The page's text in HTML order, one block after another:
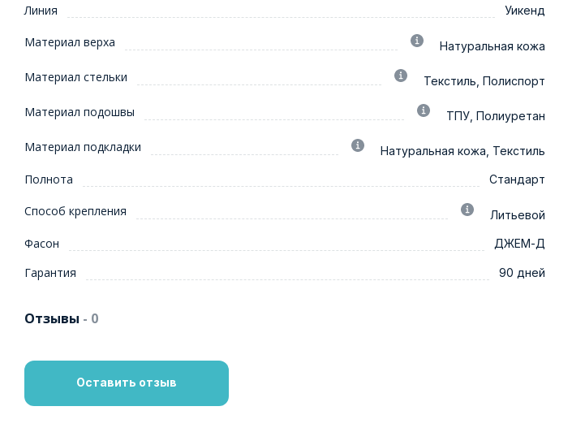
Линия Уикенд
Материал верха Натуральная кожа
Материал стельки Текстиль, Полиспорт
Материал подошвы ТПУ, Полиуретан
Материал подкладки Натуральная кожа, Текстиль
Полнота Стандарт
Способ крепления Литьевой
Фасон ДЖЕМ-Д
Гарантия 90 дней
Отзывы - 0
Оставить отзыв